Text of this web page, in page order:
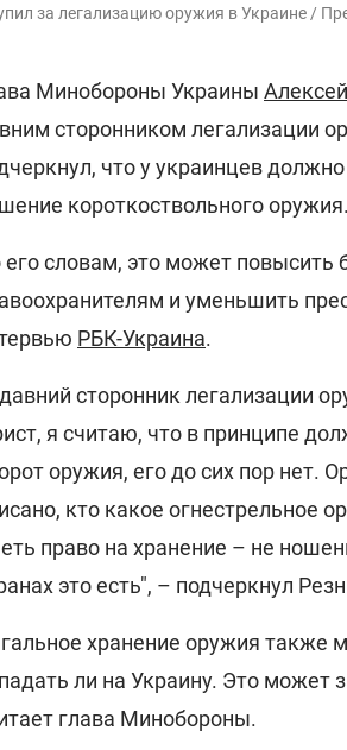
за легализацию оружия в Украине /
Минобороны Украины
сторонником легализации
что у украинцев
короткоствольного оружия.
его словам, это может повысить
и уменьшить
РБК-Украина.
сторонник легализации
я считаю, что в принципе
оружия, его до сих пор нет.
кто какое
право на хранение – не
это есть", – подчеркнул
хранение оружия также
ли на Украину. Это может
глава Минобороны.